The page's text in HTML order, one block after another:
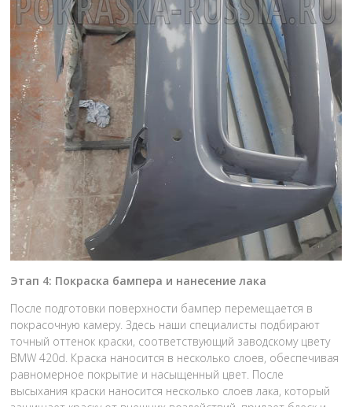
Этап 4: Покраска бампера и нанесение лака
После подготовки поверхности бампер перемещается в
покрасочную камеру. Здесь наши специалисты подбирают
точный оттенок краски, соответствующий заводскому цвету
BMW 420d. Краска наносится в несколько слоев, обеспечивая
равномерное покрытие и насыщенный цвет. После
высыхания краски наносится несколько слоев лака, который